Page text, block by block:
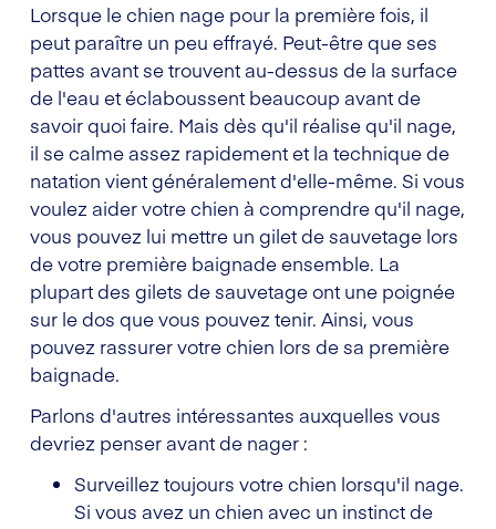
Lorsque le chien nage pour la première fois, il
peut paraître un peu effrayé. Peut-être que ses
pattes avant se trouvent au-dessus de la surface
de l'eau et éclaboussent beaucoup avant de
savoir quoi faire. Mais dès qu'il réalise qu'il nage,
il se calme assez rapidement et la technique de
natation vient généralement d'elle-même. Si vous
voulez aider votre chien à comprendre qu'il nage,
vous pouvez lui mettre un gilet de sauvetage lors
de votre première baignade ensemble. La
plupart des gilets de sauvetage ont une poignée
sur le dos que vous pouvez tenir. Ainsi, vous
pouvez rassurer votre chien lors de sa première
baignade.
Parlons d'autres intéressantes auxquelles vous
devriez penser avant de nager :
Surveillez toujours votre chien lorsqu'il nage.
Si vous avez un chien avec un instinct de